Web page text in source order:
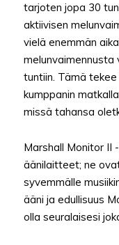
tarjoten jopa 30
aktiivisen
vielä enemmän
tuntiin. Tämä
kumppanin
missä tahansa
Marshall Monitor II
äänilaitteet; ne
syvemmälle
ääni ja edullisuus
olla seuralaisesi